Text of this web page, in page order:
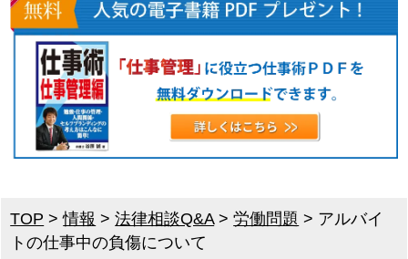
TOP >情報 >法律相談Q&A>労働問題 > アルバイ
トの仕事中の負傷について